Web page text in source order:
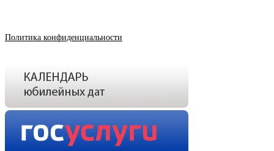
Политика конфиденциальности